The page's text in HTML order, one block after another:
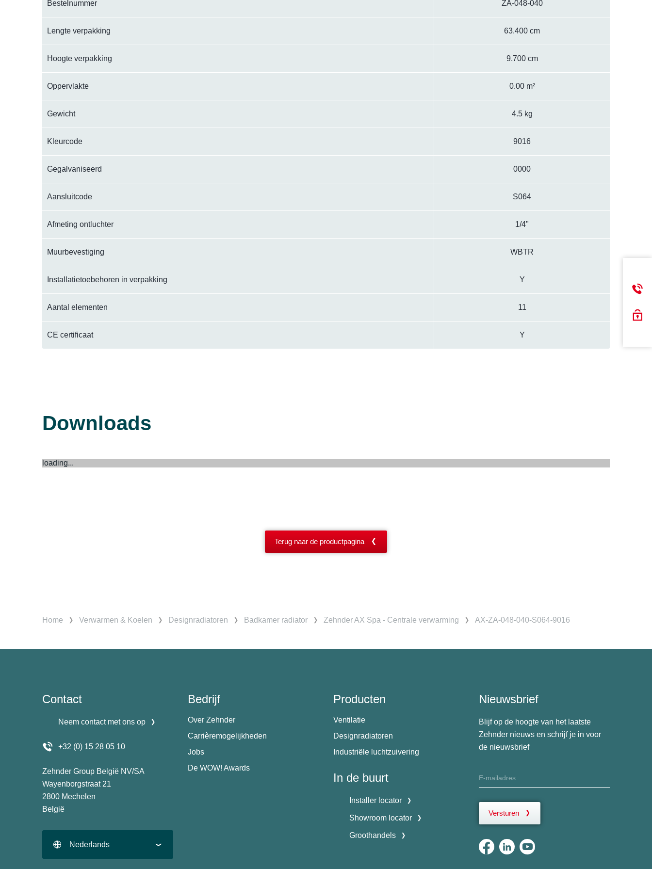
Bestelnummer ZA-048-040
Lengte verpakking 63.400 cm
Hoogte verpakking 9.700 cm
Oppervlakte 0.00 m²
Gewicht 4.5 kg
Kleurcode 9016
Gegalvaniseerd 0000
Aansluitcode S064
Afmeting ontluchter 1/4"
Muurbevestiging WBTR
Installatietoebehoren in verpakking Y
Aantal elementen 11
CE certificaat Y
Downloads
loading...
Terug naar de productpagina
Home Verwarmen & Koelen Designradiatoren Badkamer radiator Zehnder AX Spa - Centrale verwarming AX-ZA-048-040-S064-9016
Contact
Neem contact met ons op
+32 (0) 15 28 05 10
Zehnder Group België NV/SA
Wayenborgstraat 21
2800 Mechelen
België
Nederlands
Bedrijf
Over Zehnder
Carrièremogelijkheden
Jobs
De WOW! Awards
Producten
Ventilatie
Designradiatoren
Industriële luchtzuivering
In de buurt
Installer locator
Showroom locator
Groothandels
Nieuwsbrief
Blijf op de hoogte van het laatste
Zehnder nieuws en schrijf je in voor
de nieuwsbrief
Versturen